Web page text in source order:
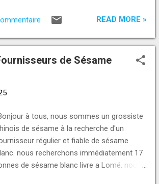
Telegram +229 01 98-98-98-30
Voici nos contacts et nos e-mails :
SMS ou WhatsApp : +229 01 93-23-
46-46-46-20
t.me/norpinternational +228 96 96 71
https://wa.me/2290193232323
https://wa.me/22998989830 E-mail :
READ MORE »
de Sésame
à tous, nous sommes un grossiste
de sésame à la recherche d'un
régulier et fiable de sésame
nous recherchons immédiatement 17
de sésame blanc livre a Lomé. nous